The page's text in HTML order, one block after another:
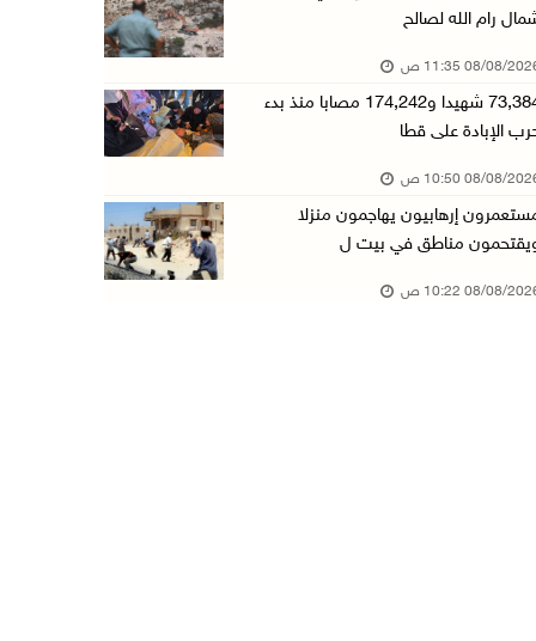
تقرير: خطاب الكراهية والتحريض يتصاعد في أوساط ...
الاحتلال ينصب حاجزا عسكريا في نعلين غرب رام ا ...
08/آب/2026 09:09 ص
رام الله لصالح
08/2026 11:35 ص
73,384 شهيدا و174,242 مصابا منذ بدء
الإبادة على قطا
08/2026 10:50 ص
إرهابيون يهاجمون منزلا
مناطق في بيت ل
08/2026 10:22 ص